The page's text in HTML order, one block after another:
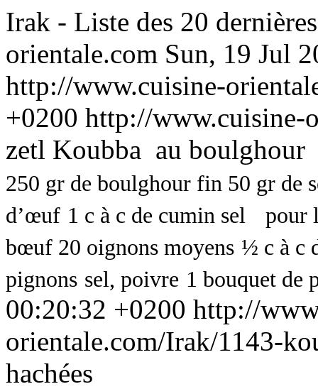
Irak - Liste des 20
orientale.com Sun, 19 Jul
http://www.cuisine-
+0200 http://www.cuisine-
zetl Koubba au boulghour
250 gr de boulghour fin 50 gr de
d’œuf 1 c à c de cumin sel
pour
bœuf 20 oignons moyens ½ c à c
pignons sel, poivre 1 bouquet de
00:20:32 +0200 http://
orientale.com/Irak/1143-
hachées